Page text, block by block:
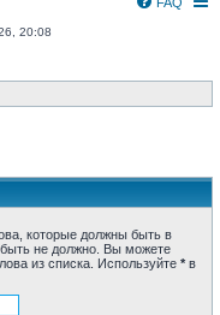
20:08
которые должны быть в
быть не должно. Вы можете
из списка. Используйте * в